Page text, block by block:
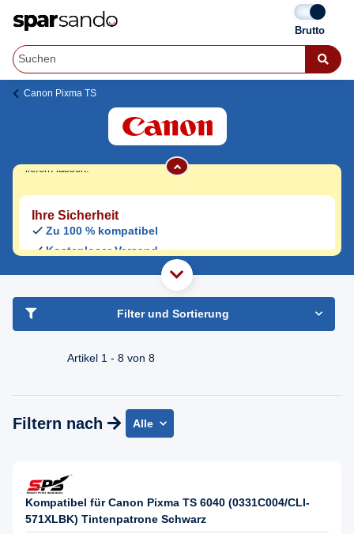
Canon Pixma TS
Canon Pixma TS 6040 Druckerpatronen
Jetzt originale & kompatible Canon Pixma
TS 6040 Druckerpatronengünstig bei
Sparsando kaufen.
Den Druckerhersteller und das Druckermodell auf Sparsando.de
liefern lassen.
Ihre Sicherheit
Zu 100 % kompatibel
Kostenloser Versand
haben Sie Frage?
Freundlicher Support & Beratung
Mo - Fr. 08.00 - 16:30 Uhr
Filter und Sortierung
Artikel 1 - 8 von 8
Filtern nach Alle
Kompatibel für Canon Pixma TS 6040 (0331C004/CLI-
571XLBK) Tintenpatrone Schwarz